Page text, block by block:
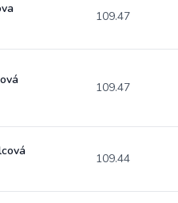
109.47
109.47
109.44